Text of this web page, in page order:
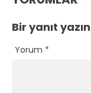
Bir yanıt yazın
Yorum *